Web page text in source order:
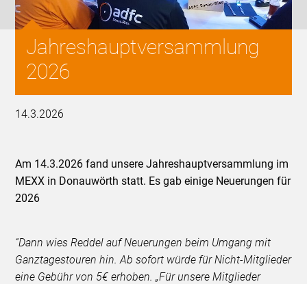
Jahreshauptversammlung
2026
14.3.2026
Am 14.3.2026 fand unsere Jahreshauptversammlung im
MEXX in Donauwörth statt. Es gab einige Neuerungen für
2026
“Dann wies Reddel auf Neuerungen beim Umgang mit
Ganztagestouren hin. Ab sofort würde für Nicht-Mitglieder
eine Gebühr von 5€ erhoben. „Für unsere Mitglieder